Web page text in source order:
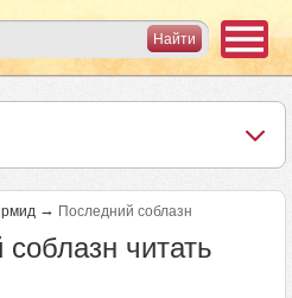
→ Последний соблазн
читать